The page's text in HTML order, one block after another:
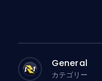
General
カテゴリー